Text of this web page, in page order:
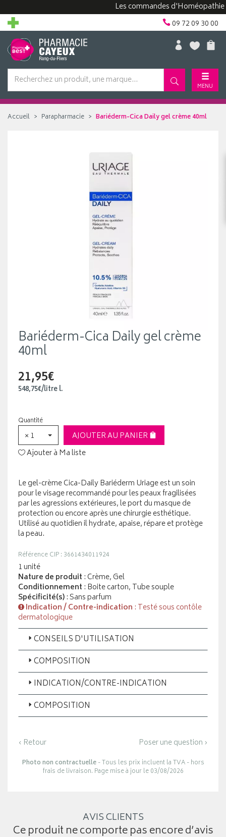
Les commandes d'Homéopathie
09 72 09 30 00
MENU
Accueil Parapharmacie Bariéderm-Cica Daily gel crème 40ml
Bariéderm-Cica Daily gel crème
40ml
21,95€
548,75€/litrel.
Quantité
× 1
AJOUTER AU PANIER
Ajouter à Ma liste
Le gel-crème Cica-Daily Bariéderm Uriage est un soin
pour le visage recommandé pour les peaux fragilisées
par les agressions extérieures, le port du masque de
protection ou encore après une chirurgie esthétique.
Utilisé au quotidien il hydrate, apaise, répare et protège
la peau.
Référence CIP : 3661434011924
1 unité
Nature de produit : Crème, Gel
Conditionnement : Boite carton, Tube souple
Spécificité(s): Sans parfum
Indication / Contre-indication : Testé sous contôle
dermatologique
CONSEILS D'UTILISATION
COMPOSITION
INDICATION/CONTRE-INDICATION
COMPOSITION
‹ Retour Poser une question ›
Photo non contractuelle- Tous les prix incluent la TVA - hors
frais de livraison. Page mise à jour le 03/08/2026
AVIS CLIENTS
Ce produit ne comporte pas encore d’avis